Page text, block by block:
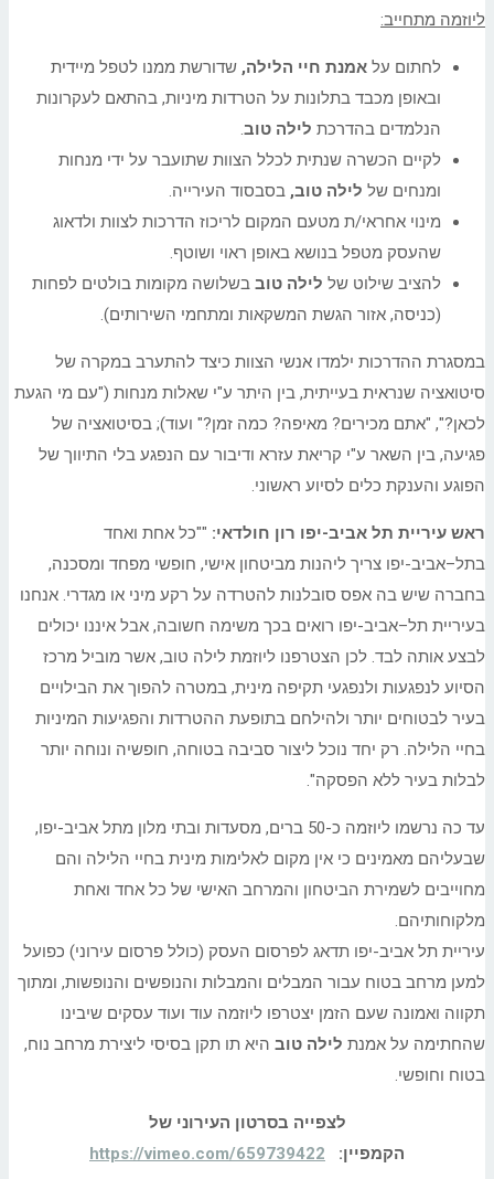
ליוזמה מתחייב:
לחתום על אמנת חיי הלילה, שדורשת ממנו לטפל מיידית
ובאופן מכבד בתלונות על הטרדות מיניות, בהתאם לעקרונות
הנלמדים בהדרכת לילה טוב.
לקיים הכשרה שנתית לכלל הצוות שתועבר על ידי מנחות
ומנחים של לילה טוב, בסבסוד העירייה.
מינוי אחראי/ת מטעם המקום לריכוז הדרכות לצוות ולדאוג
שהעסק מטפל בנושא באופן ראוי ושוטף.
להציב שילוט של לילה טוב בשלושה מקומות בולטים לפחות
(כניסה, אזור הגשת המשקאות ומתחמי השירותים).
במסגרת ההדרכות ילמדו אנשי הצוות כיצד להתערב במקרה של
סיטואציה שנראית בעייתית, בין היתר ע"י שאלות מנחות ("עם מי הגעת
לכאן?", "אתם מכירים? מאיפה? כמה זמן?" ועוד); בסיטואציה של
פגיעה, בין השאר ע"י קריאת עזרא ודיבור עם הנפגע בלי התיווך של
הפוגע והענקת כלים לסיוע ראשוני.
ראש עיריית תל אביב-יפו רון חולדאי: ""כל אחת ואחד
בתל–אביב-יפו צריך ליהנות מביטחון אישי, חופשי מפחד ומסכנה,
בחברה שיש בה אפס סובלנות להטרדה על רקע מיני או מגדרי. אנחנו
בעיריית תל–אביב-יפו רואים בכך משימה חשובה, אבל איננו יכולים
לבצע אותה לבד. לכן הצטרפנו ליוזמת לילה טוב, אשר מוביל מרכז
הסיוע לנפגעות ולנפגעי תקיפה מינית, במטרה להפוך את הבילויים
בעיר לבטוחים יותר ולהילחם בתופעת ההטרדות והפגיעות המיניות
בחיי הלילה. רק יחד נוכל ליצור סביבה בטוחה, חופשיה ונוחה יותר
לבלות בעיר ללא הפסקה".
עד כה נרשמו ליוזמה כ-50 ברים, מסעדות ובתי מלון מ תל אביב-יפו,
שבעליהם מאמינים כי אין מקום לאלימות מינית בחיי הלילה והם
מחוייבים לשמירת הביטחון והמרחב האישי של כל אחד ואחת
מלקוחותיהם.
עיריית תל אביב-יפו תדאג לפרסום העסק (כולל פרסום עירוני) כפועל
למען מרחב בטוח עבור המבלים והמבלות והנופשים והנופשות, ומתוך
תקווה ואמונה שעם הזמן יצטרפו ליוזמה עוד ועוד עסקים שיבינו
שהחתימה על אמנת לילה טוב היא תו תקן בסיסי ליצירת מרחב נוח,
בטוח וחופשי.
לצפייה בסרטון העירוני של
הקמפיין:
https://vimeo.com/659739422